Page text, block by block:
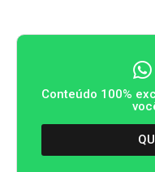
Conteúdo 100%